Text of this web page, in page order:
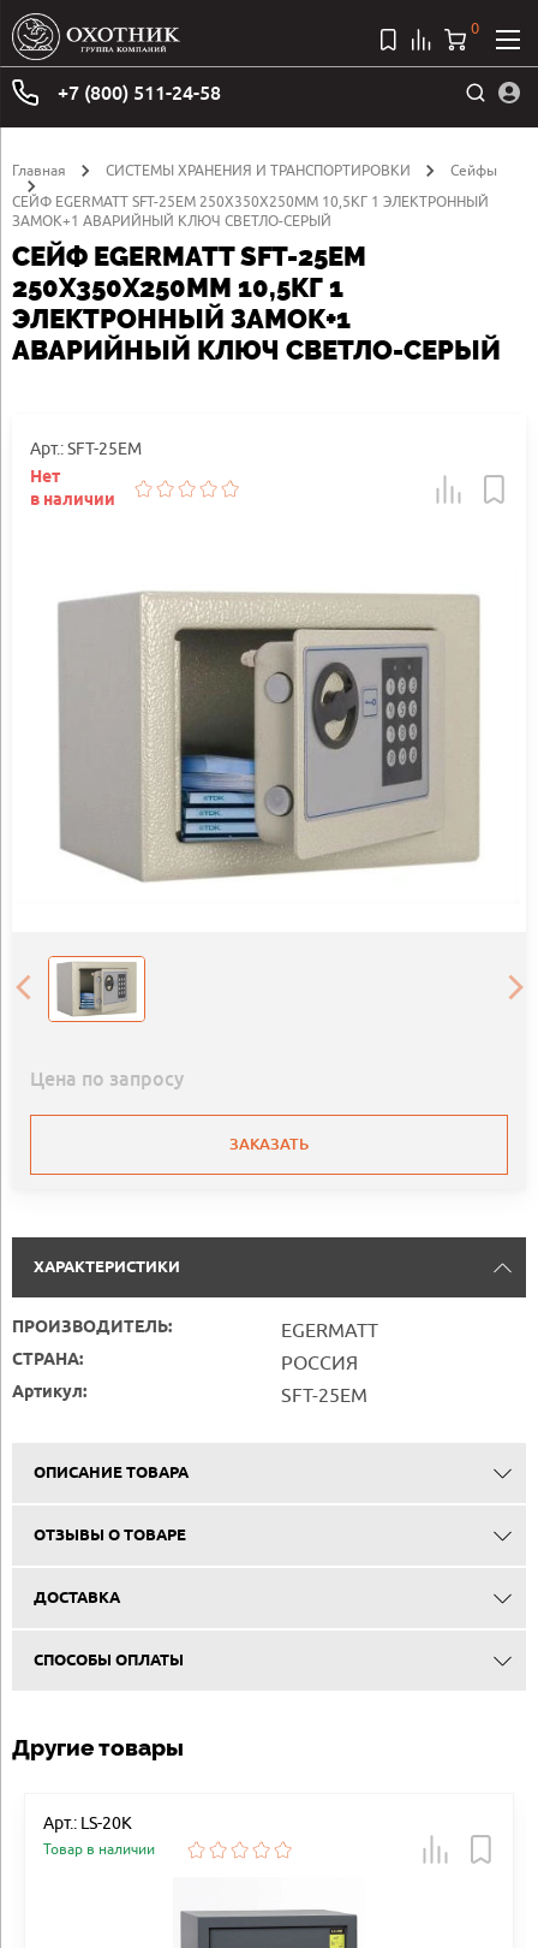
+7 (800) 511-24-58
0
Главная СИСТЕМЫ ХРАНЕНИЯ И ТРАНСПОРТИРОВКИ
Сейфы
СЕЙФ EGERMATT SFT-25EM 250Х350Х250ММ 10,5КГ 1 ЭЛЕКТРОННЫЙ
ЗАМОК+1 АВАРИЙНЫЙ КЛЮЧ СВЕТЛО-СЕРЫЙ
СЕЙФ EGERMATT SFT-25EM
250Х350Х250ММ 10,5КГ 1
ЭЛЕКТРОННЫЙ ЗАМОК+1
АВАРИЙНЫЙ КЛЮЧ СВЕТЛО-СЕРЫЙ
Арт.: SFT-25EM
Нет
в наличии
Цена по запросу
ЗАКАЗАТЬ
ХАРАКТЕРИСТИКИ
ПРОИЗВОДИТЕЛЬ: EGERMATT
СТРАНА: РОССИЯ
Артикул: SFT-25EM
ОПИСАНИЕ ТОВАРА
ОТЗЫВЫ О ТОВАРЕ
ДОСТАВКА
СПОСОБЫ ОПЛАТЫ
Другие товары
Арт.: LS-20K
Товар в наличии